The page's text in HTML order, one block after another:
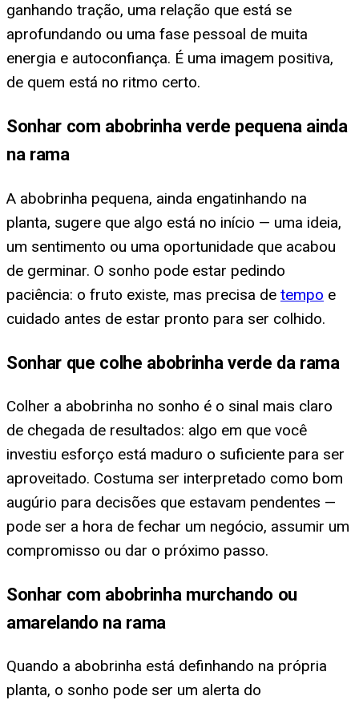
ganhando tração, uma relação que está se
aprofundando ou uma fase pessoal de muita
energia e autoconfiança. É uma imagem positiva,
de quem está no ritmo certo.
Sonhar com abobrinha verde pequena ainda
na rama
A abobrinha pequena, ainda engatinhando na
planta, sugere que algo está no início — uma ideia,
um sentimento ou uma oportunidade que acabou
de germinar. O sonho pode estar pedindo
paciência: o fruto existe, mas precisa de tempo e
cuidado antes de estar pronto para ser colhido.
Sonhar que colhe abobrinha verde da rama
Colher a abobrinha no sonho é o sinal mais claro
de chegada de resultados: algo em que você
investiu esforço está maduro o suficiente para ser
aproveitado. Costuma ser interpretado como bom
augúrio para decisões que estavam pendentes —
pode ser a hora de fechar um negócio, assumir um
compromisso ou dar o próximo passo.
Sonhar com abobrinha murchando ou
amarelando na rama
Quando a abobrinha está definhando na própria
planta, o sonho pode ser um alerta do